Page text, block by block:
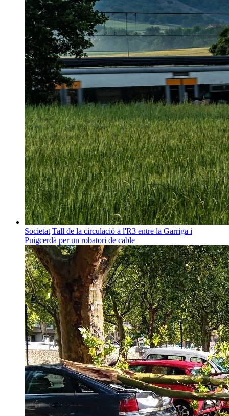
Societat Tall de la circulació a l'R3 entre la Garriga i
Puigcerdà per un robatori de cable